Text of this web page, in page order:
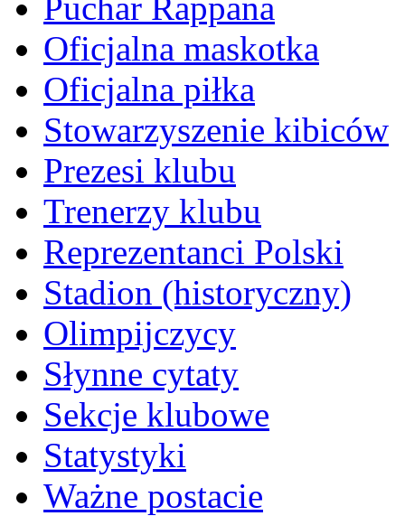
Oficjalna maskotka
Oficjalna piłka
Stowarzyszenie kibiców
Prezesi klubu
Trenerzy klubu
Reprezentanci Polski
Stadion (historyczny)
Olimpijczycy
Słynne cytaty
Sekcje klubowe
Statystyki
Ważne postacie